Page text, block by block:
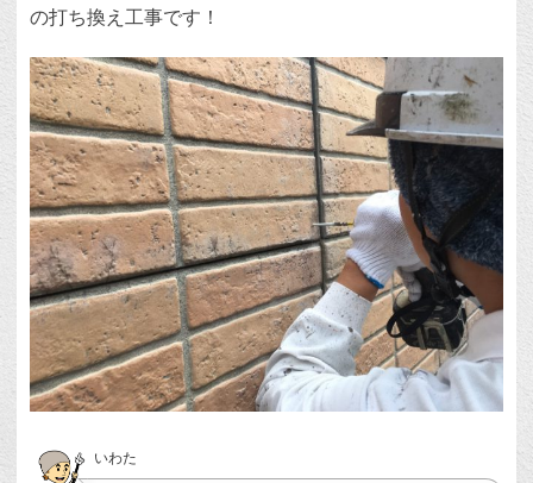
の打ち換え工事です！
いわた